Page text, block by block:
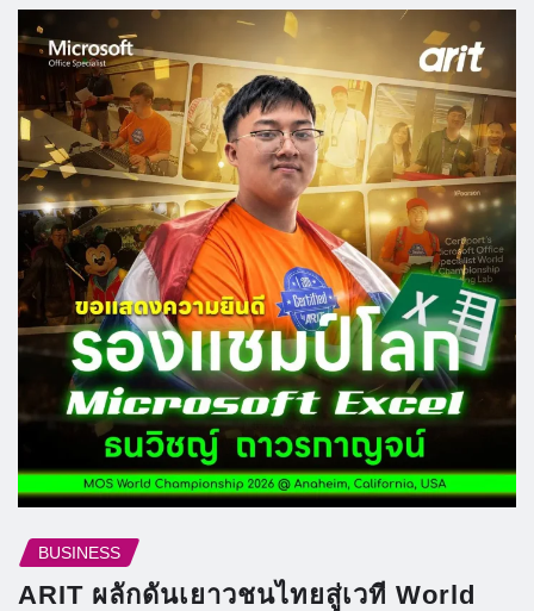
BUSINESS
ARIT ผลักดันเยาวชนไทยสู่เวที World